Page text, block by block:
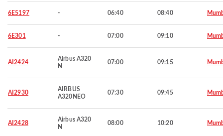
6E5197 - 06:40 08:40
6E301 - 07:00 09:10
AI2424
Airbus A320
N
07:00 09:15
AI2930
AIRBUS
A320NEO
07:30 09:45
AI2428
Airbus A320
N
08:00 10:20